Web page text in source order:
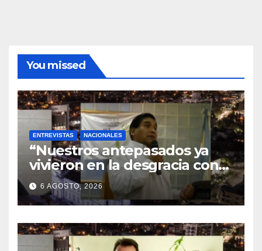
You missed
ENTREVISTAS NACIONALES
“Nuestros antepasados ya
vivieron en la desgracia con
la Forestal algo que quizás se
repita”
6 AGOSTO, 2026